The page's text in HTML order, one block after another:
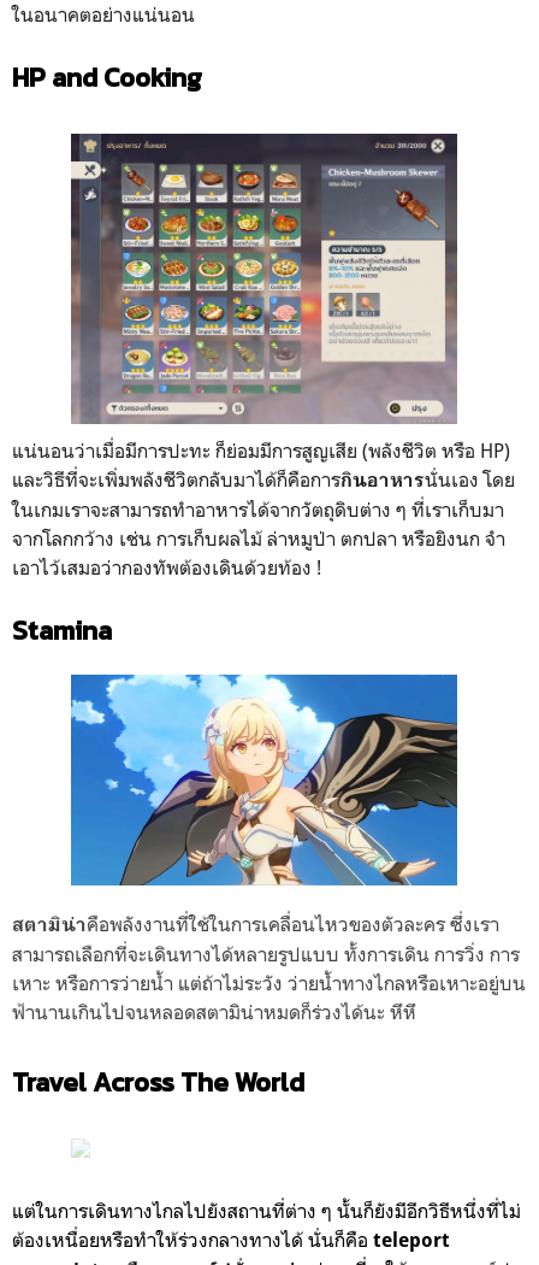
ในอนาคตอย่างแน่นอน
HP and Cooking
แน่นอนว่าเมื่อมีการปะทะ ก็ย่อมมีการสูญเสีย (พลังชีวิต หรือ HP)
และวิธีที่จะเพิ่มพลังชีวิตกลับมาได้ก็คือการกินอาหารนั่นเอง โดย
ในเกมเราจะสามารถทำอาหารได้จากวัตถุดิบต่าง ๆ ที่เราเก็บมา
จากโลกกว้าง เช่น การเก็บผลไม้ ล่าหมูป่า ตกปลา หรือยิงนก จำ
เอาไว้เสมอว่ากองทัพต้องเดินด้วยท้อง !
Stamina
สตามิน่าคือพลังงานที่ใช้ในการเคลื่อนไหวของตัวละคร ซึ่งเรา
สามารถเลือกที่จะเดินทางได้หลายรูปแบบ ทั้งการเดิน การวิ่ง การ
เหาะ หรือการว่ายน้ำ แต่ถ้าไม่ระวัง ว่ายน้ำทางไกลหรือเหาะอยู่บน
ฟ้านานเกินไปจนหลอดสตามิน่าหมดก็ร่วงได้นะ หึหึ
Travel Across The World
แต่ในการเดินทางไกลไปยังสถานที่ต่าง ๆ นั้นก็ยังมีอีกวิธีหนึ่งที่ไม่
ต้องเหนื่อยหรือทำให้ร่วงกลางทางได้ นั่นก็คือ teleport